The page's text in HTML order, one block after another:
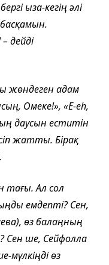
ыза-кегің әлі
дейді
жөндеген адам
Омеке!», «Е-еһ,
даусын еститін
жатты. Бірақ
тағы. Ал сол
емдепті? Сен,
өз балаңның
Сен ше, Сейфолла
мүлкіңді өз